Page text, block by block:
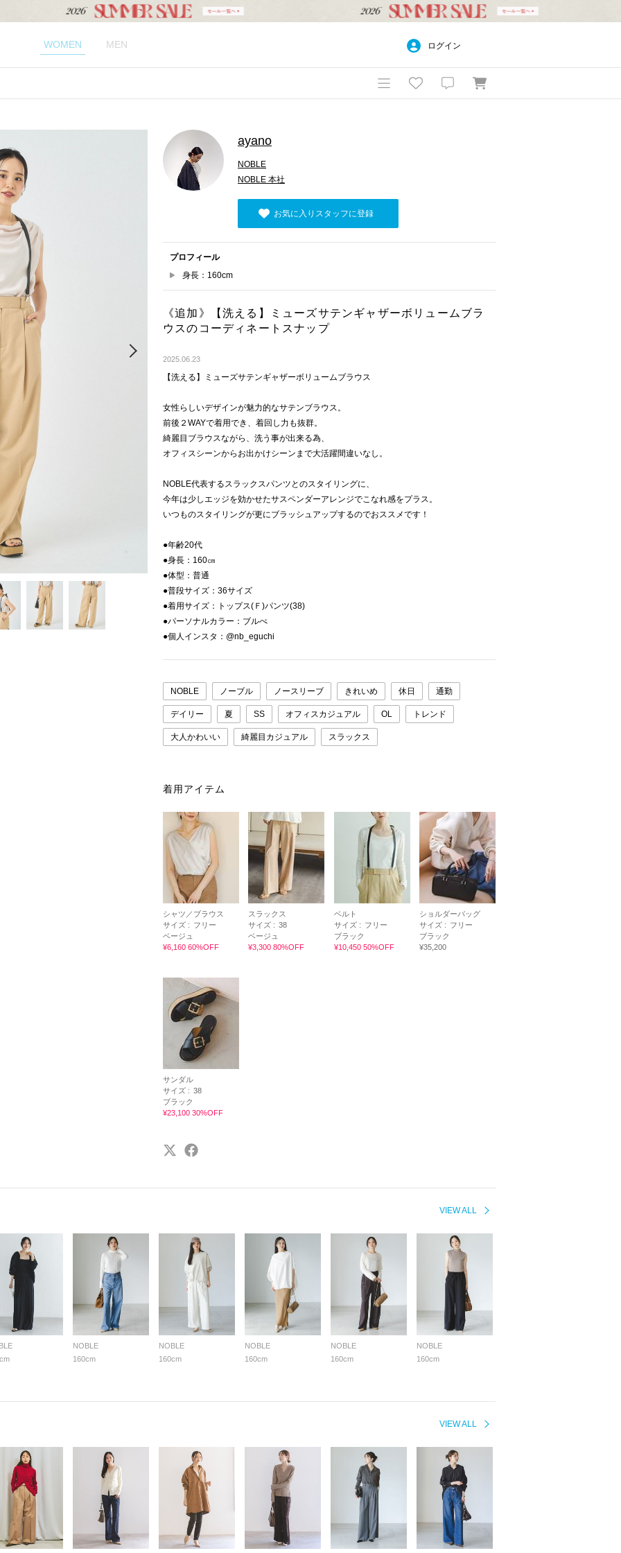
WOMEN MEN ログイン
ayano
NOBLE
NOBLE 本社
お気に入りスタッフに登録
プロフィール
身長：160cm
《追加》【洗える】ミューズサテンギャザーボリュームブラ
ウスのコーディネートスナップ
2025.06.23
【洗える】ミューズサテンギャザーボリュームブラウス
女性らしいデザインが魅力的なサテンブラウス。
前後２WAYで着用でき、着回し力も抜群。
綺麗目ブラウスながら、洗う事が出来る為、
オフィスシーンからお出かけシーンまで大活躍間違いなし。
NOBLE代表するスラックスパンツとのスタイリングに、
今年は少しエッジを効かせたサスペンダーアレンジでこなれ感をプラス。
いつものスタイリングが更にブラッシュアップするのでおススメです！
●年齢20代
●身長：160㎝
●体型：普通
●普段サイズ：36サイズ
●着用サイズ：トップス(Ｆ)パンツ(38)
●パーソナルカラー：ブルべ
●個人インスタ：@nb_eguchi
NOBLE ノーブル ノースリーブ きれいめ 休日 通勤
デイリー 夏 SS オフィスカジュアル OL トレンド
大人かわいい 綺麗目カジュアル スラックス
着用アイテム
シャツ／ブラウス
サイズ : フリー
ベージュ
¥6,160 60%OFF
スラックス
サイズ : 38
ベージュ
¥3,300 80%OFF
ベルト
サイズ : フリー
ブラック
¥10,450 50%OFF
ショルダーバッグ
サイズ : フリー
ブラック
¥35,200
サンダル
サイズ : 38
ブラック
¥23,100 30%OFF
VIEW ALL
NOBLE
160cm
NOBLE
160cm
NOBLE
160cm
NOBLE
160cm
NOBLE
160cm
VIEW ALL